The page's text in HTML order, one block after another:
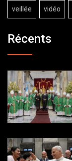
veillée vidéo
Récents